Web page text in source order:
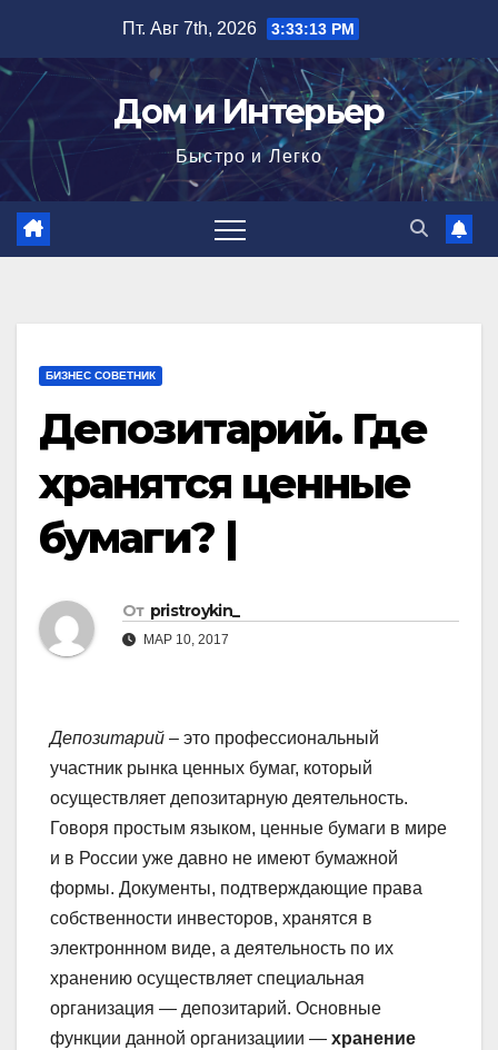
содержимому
Пт. Авг 7th, 2026 3:33:14 PM
Дом и Интерьер
Быстро и Легко
БИЗНЕС СОВЕТНИК
Депозитарий. Где
хранятся ценные
бумаги? |
От pristroykin_
МАР 10, 2017
Депозитарий – это профессиональный
участник рынка ценных бумаг, который
осуществляет депозитарную деятельность.
Говоря простым языком, ценные бумаги в мире
и в России уже давно не имеют бумажной
формы. Документы, подтверждающие права
собственности инвесторов, хранятся в
электроннном виде, а деятельность по их
хранению осуществляет специальная
организация — депозитарий. Основные
функции данной организациии — хранение